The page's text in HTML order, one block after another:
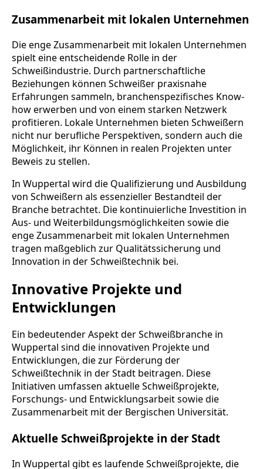
Zusammenarbeit mit lokalen Unternehmen
Die enge Zusammenarbeit mit lokalen Unternehmen
spielt eine entscheidende Rolle in der
Schweißindustrie. Durch partnerschaftliche
Beziehungen können Schweißer praxisnahe
Erfahrungen sammeln, branchenspezifisches Know-
how erwerben und von einem starken Netzwerk
profitieren. Lokale Unternehmen bieten Schweißern
nicht nur berufliche Perspektiven, sondern auch die
Möglichkeit, ihr Können in realen Projekten unter
Beweis zu stellen.
In Wuppertal wird die Qualifizierung und Ausbildung
von Schweißern als essenzieller Bestandteil der
Branche betrachtet. Die kontinuierliche Investition in
Aus- und Weiterbildungsmöglichkeiten sowie die
enge Zusammenarbeit mit lokalen Unternehmen
tragen maßgeblich zur Qualitätssicherung und
Innovation in der Schweißtechnik bei.
Innovative Projekte und
Entwicklungen
Ein bedeutender Aspekt der Schweißbranche in
Wuppertal sind die innovativen Projekte und
Entwicklungen, die zur Förderung der
Schweißtechnik in der Stadt beitragen. Diese
Initiativen umfassen aktuelle Schweißprojekte,
Forschungs- und Entwicklungsarbeit sowie die
Zusammenarbeit mit der Bergischen Universität.
Aktuelle Schweißprojekte in der Stadt
In Wuppertal gibt es laufende Schweißprojekte, die